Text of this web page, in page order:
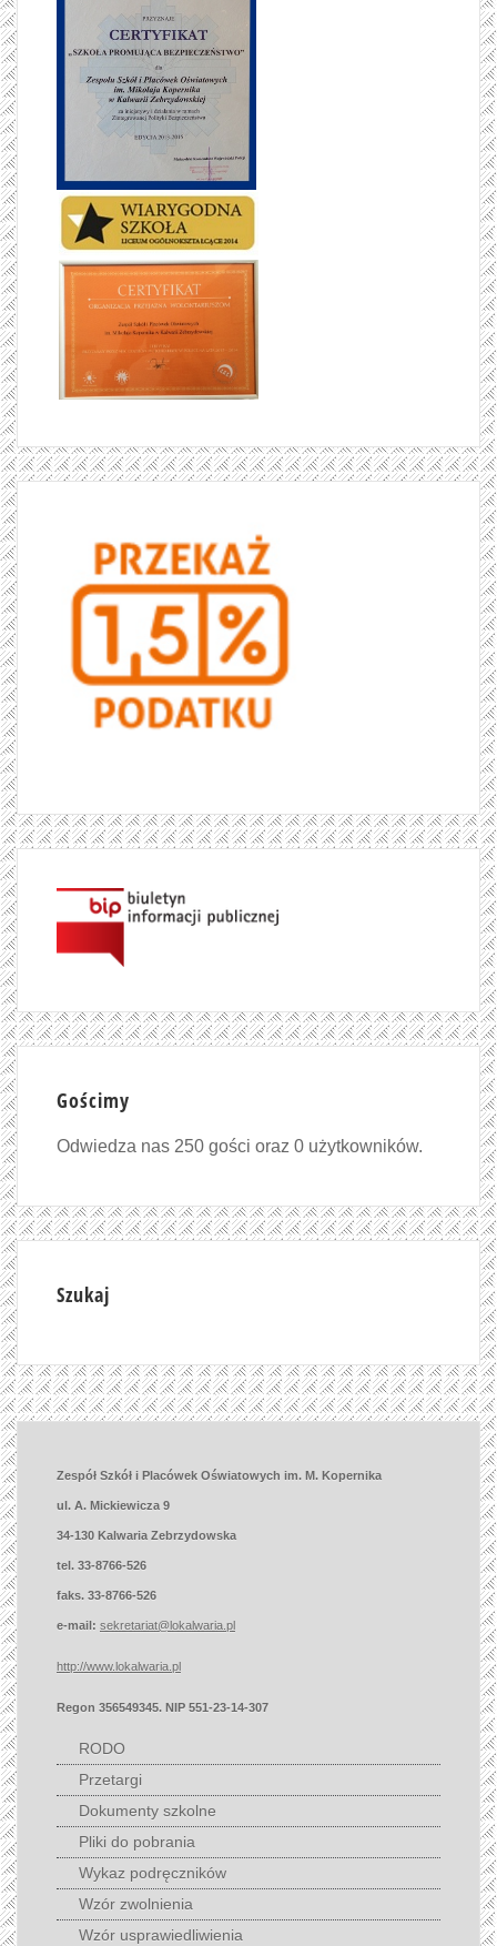
Gościmy
Odwiedza nas 250 gości oraz 0 użytkowników.
Szukaj
Zespół Szkół i Placówek Oświatowych im. M. Kopernika
ul. A. Mickiewicza 9
34-130 Kalwaria Zebrzydowska
tel. 33-8766-526
faks. 33-8766-526
e-mail: sekretariat@lokalwaria.pl
http://www.lokalwaria.pl
Regon 356549345. NIP 551-23-14-307
RODO
Przetargi
Dokumenty szkolne
Pliki do pobrania
Wykaz podręczników
Wzór zwolnienia
Wzór usprawiedliwienia